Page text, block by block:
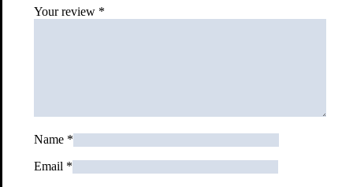
Your review *
Name *
Email *